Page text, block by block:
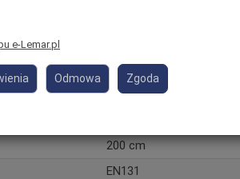
Profesjonalna
1x10
200 cm
EN131
e-Lemar.pl
Odmowa Zgoda